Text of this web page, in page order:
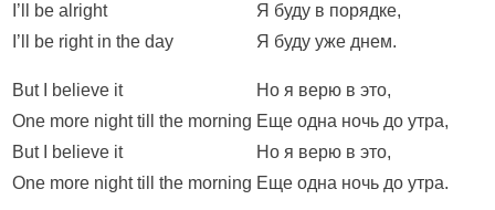
I’ll be alright
I’ll be right in the day
But I believe it
One more night till the morning
But I believe it
One more night till the morning
Я буду в порядке,
Я буду уже днем.
Но я верю в это,
Еще одна ночь до утра,
Но я верю в это,
Еще одна ночь до утра.